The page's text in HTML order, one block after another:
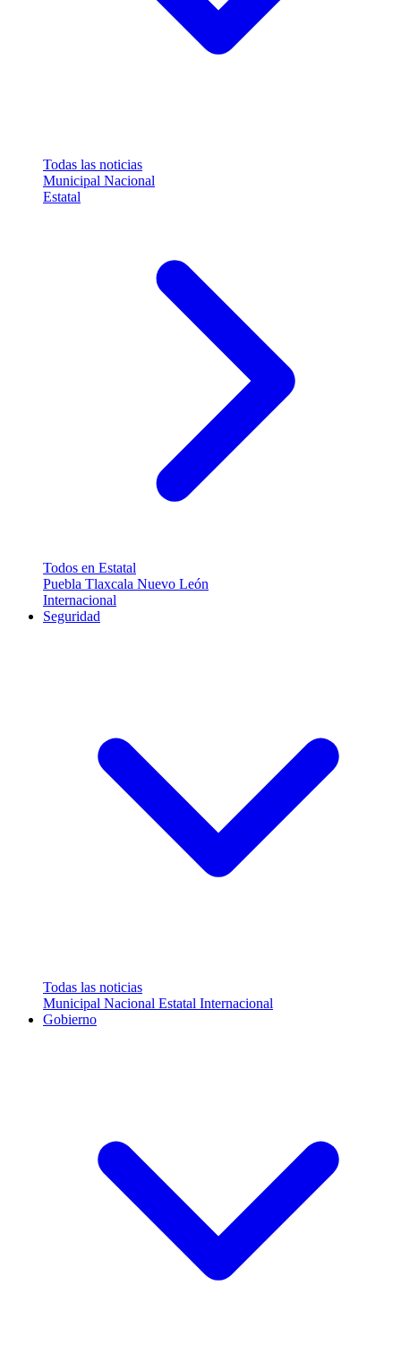
Todas las noticias
Municipal Nacional
Estatal
Todos en Estatal
Puebla Tlaxcala Nuevo León
Internacional
Seguridad
Todas las noticias
Municipal Nacional Estatal Internacional
Gobierno